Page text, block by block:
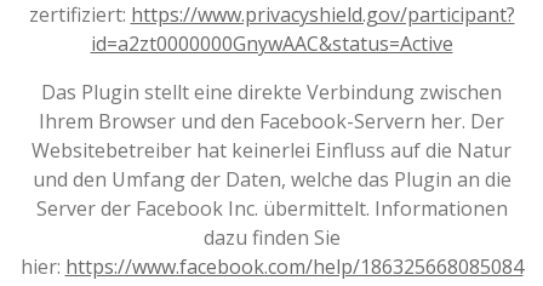
zertifiziert: https://www.privacyshield.gov/participant?
id=a2zt0000000GnywAAC&status=Active
Das Plugin stellt eine direkte Verbindung zwischen
Ihrem Browser und den Facebook-Servern her. Der
Websitebetreiber hat keinerlei Einfluss auf die Natur
und den Umfang der Daten, welche das Plugin an die
Server der Facebook Inc. übermittelt. Informationen
dazu finden Sie
hier: https://www.facebook.com/help/186325668085084